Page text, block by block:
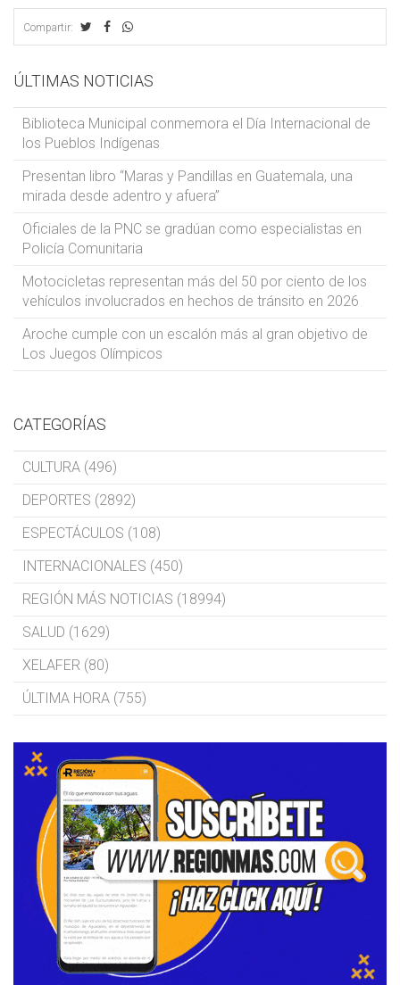
Compartir:
ÚLTIMAS NOTICIAS
Biblioteca Municipal conmemora el Día Internacional de
los Pueblos Indígenas
Presentan libro “Maras y Pandillas en Guatemala, una
mirada desde adentro y afuera”
Oficiales de la PNC se gradúan como especialistas en
Policía Comunitaria
Motocicletas representan más del 50 por ciento de los
vehículos involucrados en hechos de tránsito en 2026
Aroche cumple con un escalón más al gran objetivo de
Los Juegos Olímpicos
CATEGORÍAS
CULTURA (496)
DEPORTES (2892)
ESPECTÁCULOS (108)
INTERNACIONALES (450)
REGIÓN MÁS NOTICIAS (18994)
SALUD (1629)
XELAFER (80)
ÚLTIMA HORA (755)